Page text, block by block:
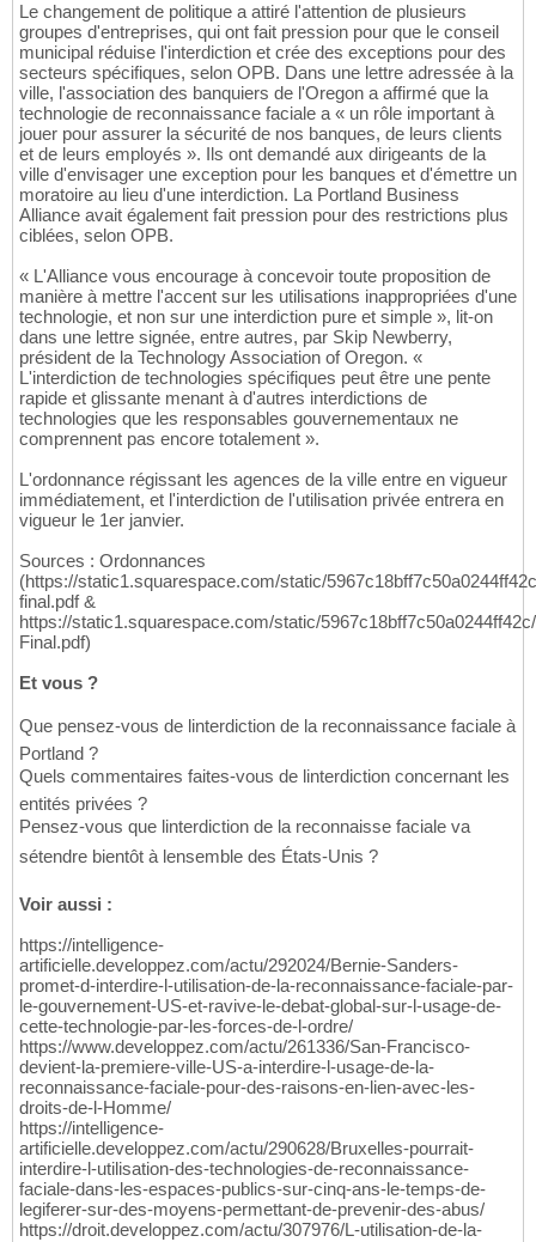
Le changement de politique a attiré l'attention de plusieurs
groupes d'entreprises, qui ont fait pression pour que le conseil
municipal réduise l'interdiction et crée des exceptions pour des
secteurs spécifiques, selon OPB. Dans une lettre adressée à la
ville, l'association des banquiers de l'Oregon a affirmé que la
technologie de reconnaissance faciale a « un rôle important à
jouer pour assurer la sécurité de nos banques, de leurs clients
et de leurs employés ». Ils ont demandé aux dirigeants de la
ville d'envisager une exception pour les banques et d'émettre un
moratoire au lieu d'une interdiction. La Portland Business
Alliance avait également fait pression pour des restrictions plus
ciblées, selon OPB.
« L'Alliance vous encourage à concevoir toute proposition de
manière à mettre l'accent sur les utilisations inappropriées d'une
technologie, et non sur une interdiction pure et simple », lit-on
dans une lettre signée, entre autres, par Skip Newberry,
président de la Technology Association of Oregon. «
L'interdiction de technologies spécifiques peut être une pente
rapide et glissante menant à d'autres interdictions de
technologies que les responsables gouvernementaux ne
comprennent pas encore totalement ».
L'ordonnance régissant les agences de la ville entre en vigueur
immédiatement, et l'interdiction de l'utilisation privée entrera en
vigueur le 1er janvier.
Sources : Ordonnances
(https://static1.squarespace.com/static/
final.pdf &
https://static1.squarespace.com/static/
Final.pdf)
Et vous ?
Que pensez-vous de linterdiction de la reconnaissance faciale à
Portland ?
Quels commentaires faites-vous de linterdiction concernant les
entités privées ?
Pensez-vous que linterdiction de la reconnaisse faciale va
sétendre bientôt à lensemble des États-Unis ?
Voir aussi :
https://intelligence-
artificielle.developpez.com/actu/292024/Bernie-Sanders-
promet-d-interdire-l-utilisation-de-la-reconnaissance-faciale-par-
le-gouvernement-US-et-ravive-le-debat-global-sur-l-usage-de-
cette-technologie-par-les-forces-de-l-ordre/
https://www.developpez.com/actu/261336/San-Francisco-
devient-la-premiere-ville-US-a-interdire-l-usage-de-la-
reconnaissance-faciale-pour-des-raisons-en-lien-avec-les-
droits-de-l-Homme/
https://intelligence-
artificielle.developpez.com/actu/290628/Bruxelles-pourrait-
interdire-l-utilisation-des-technologies-de-reconnaissance-
faciale-dans-les-espaces-publics-sur-cinq-ans-le-temps-de-
legiferer-sur-des-moyens-permettant-de-prevenir-des-abus/
https://droit.developpez.com/actu/307976/L-utilisation-de-la-